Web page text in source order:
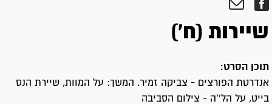
שיירות (ח')
תוכן הסרט:
אנדרטת הפורצים - צביקה זמיר. המשך: על המוות, שיירת הנס
בייט, על הל''ה - צילום הסביבה